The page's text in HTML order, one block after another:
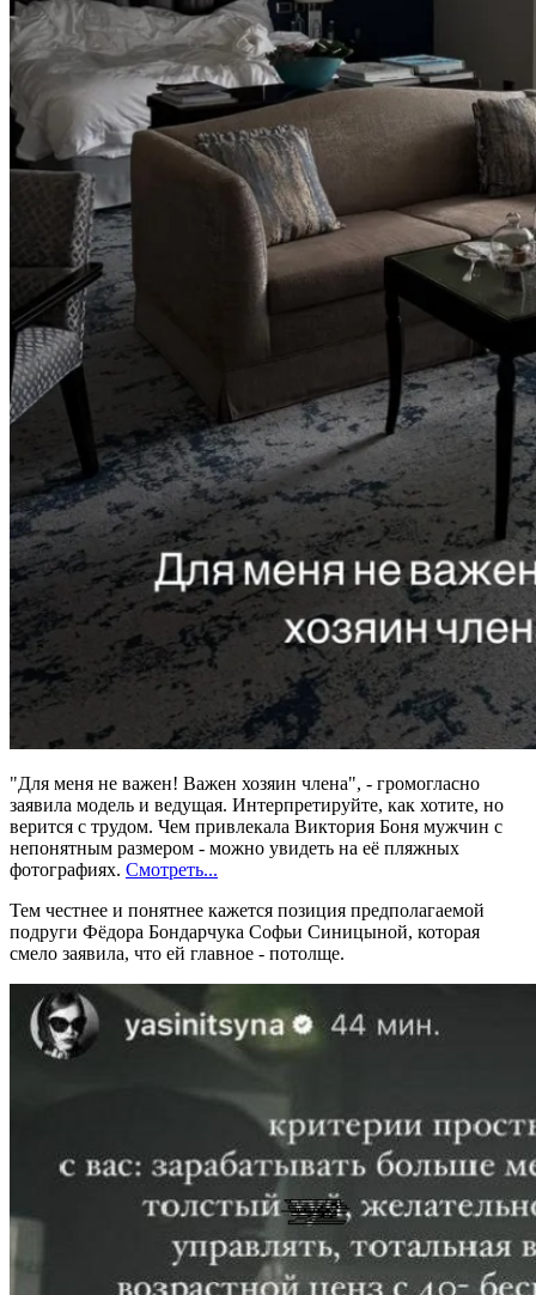
"Для меня не важен! Важен хозяин члена", - громогласно
заявила модель и ведущая. Интерпретируйте, как хотите, но
верится с трудом. Чем привлекала Виктория Боня мужчин с
непонятным размером - можно увидеть на её пляжных
фотографиях. Смотреть...
Тем честнее и понятнее кажется позиция предполагаемой
подруги Фёдора Бондарчука Софьи Синицыной, которая
смело заявила, что ей главное - потолще.